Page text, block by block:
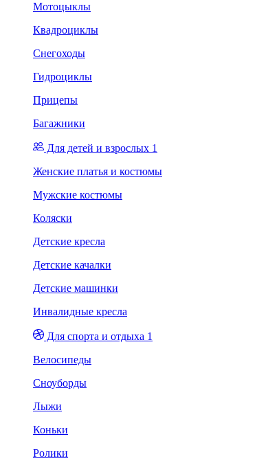
Мотоцыклы
Квадроциклы
Снегоходы
Гидроциклы
Прицепы
Багажники
Для детей и взрослых 1
Женские платья и костюмы
Мужские костюмы
Коляски
Детские кресла
Детские качалки
Детские машинки
Инвалидные кресла
Для спорта и отдыха 1
Велосипеды
Сноуборды
Лыжи
Коньки
Ролики